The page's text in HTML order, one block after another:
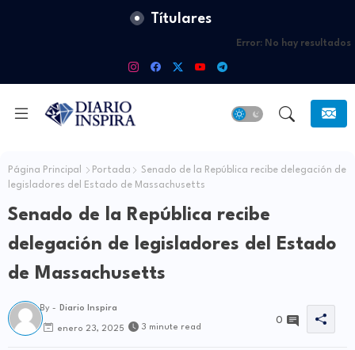
Títulares
Error: No hay resultados
Página Principal Portada
Senado de la República recibe delegación de
legisladores del Estado de Massachusetts
Senado de la República recibe
delegación de legisladores del Estado
de Massachusetts
By - Diario Inspira
enero 23, 2025 3 minute read
0